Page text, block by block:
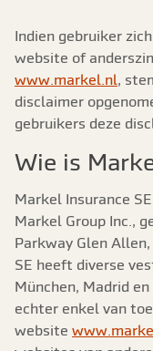
Indien gebruiker
website of
www.markel.nl,
disclaimer
gebruikers deze
Wie is
Markel Insurance
Markel Group Inc.,
Parkway Glen
SE heeft diverse
München, Madrid
echter enkel van
website